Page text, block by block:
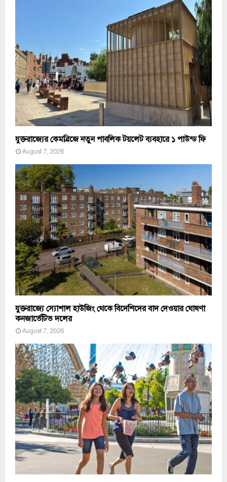
যুক্তরাজ্যের কেমব্রিজে নতুন পাবলিক টয়লেট ব্যবহারে ১ পাউন্ড ফি
August 7, 2026
যুক্তরাজ্যে স্যোশাল হাউজিং থেকে বিদেশিদের বাদ দেওয়ার ঘোষণা
কনজার্ভেটিভ দলের
August 7, 2026